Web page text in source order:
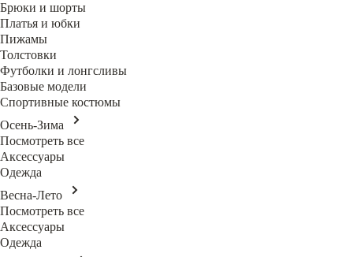
Брюки и шорты
Платья и юбки
Пижамы
Толстовки
Футболки и лонгсливы
Базовые модели
Спортивные костюмы
Осень-Зима
Посмотреть все
Аксессуары
Одежда
Весна-Лето
Посмотреть все
Аксессуары
Одежда